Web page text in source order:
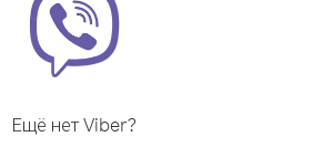
Ещё нет Viber?